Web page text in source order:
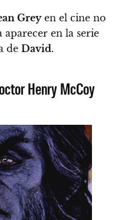
Greyen el cine no
aparecer en la serie
de David.
Henry McCoy